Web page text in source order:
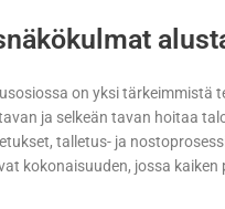
on yksi tärkeimmistä
ja selkeän tavan hoitaa
talletus- ja
kokonaisuuden, jossa kaiken